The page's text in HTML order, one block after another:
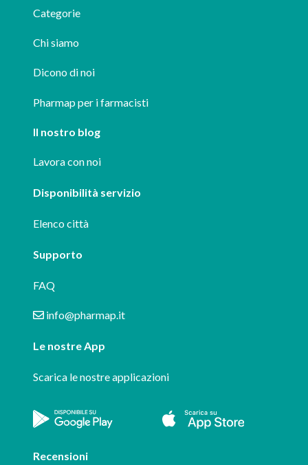
Categorie
Chi siamo
Dicono di noi
Pharmap per i farmacisti
Il nostro blog
Lavora con noi
Disponibilità servizio
Elenco città
Supporto
FAQ
info@pharmap.it
Le nostre App
Scarica le nostre applicazioni
Recensioni